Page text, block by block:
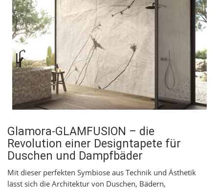
Glamora-GLAMFUSION – die
Revolution einer Designtapete für
Duschen und Dampfbäder
Mit dieser perfekten Symbiose aus Technik und Ästhetik
lässt sich die Architektur von Duschen, Bädern,